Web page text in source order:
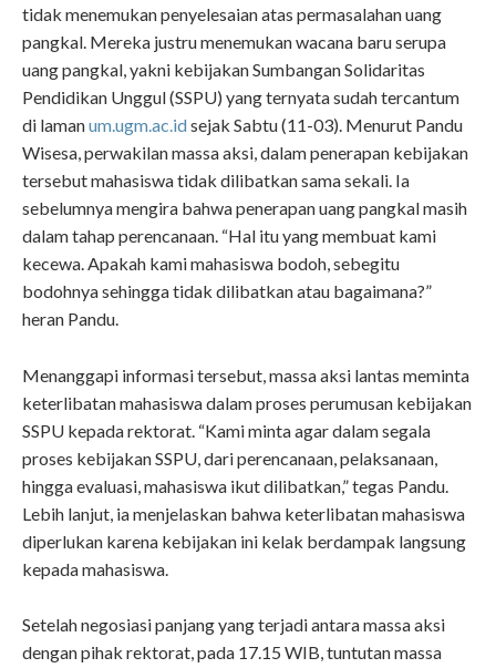
tidak menemukan penyelesaian atas permasalahan uang
pangkal. Mereka justru menemukan wacana baru serupa
uang pangkal, yakni kebijakan Sumbangan Solidaritas
Pendidikan Unggul (SSPU) yang ternyata sudah tercantum
di lamanum.ugm.ac.idsejak Sabtu (11-03). Menurut Pandu
Wisesa, perwakilan massa aksi, dalam penerapan kebijakan
tersebut mahasiswa tidak dilibatkan sama sekali. Ia
sebelumnya mengira bahwa penerapan uang pangkal masih
dalam tahap perencanaan. “Hal itu yang membuat kami
kecewa. Apakah kami mahasiswa bodoh, sebegitu
bodohnya sehingga tidak dilibatkan atau bagaimana?”
heran Pandu.
Menanggapi informasi tersebut, massa aksi lantas meminta
keterlibatan mahasiswa dalam proses perumusan kebijakan
SSPU kepada rektorat. “Kami minta agar dalam segala
proses kebijakan SSPU, dari perencanaan, pelaksanaan,
hingga evaluasi, mahasiswa ikut dilibatkan,” tegas Pandu.
Lebih lanjut, ia menjelaskan bahwa keterlibatan mahasiswa
diperlukan karena kebijakan ini kelak berdampak langsung
kepada mahasiswa.
Setelah negosiasi panjang yang terjadi antara massa aksi
dengan pihak rektorat, pada 17.15 WIB, tuntutan massa